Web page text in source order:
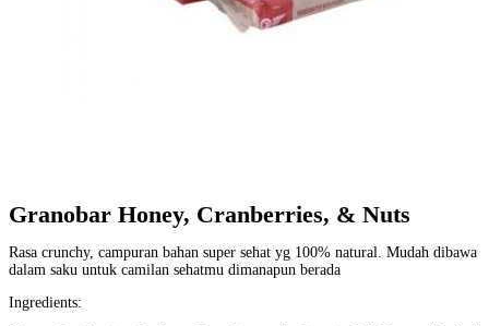
Granobar Honey, Cranberries, & Nuts
Rasa crunchy, campuran bahan super sehat yg 100% natural. Mudah dibawa
dalam saku untuk camilan sehatmu dimanapun berada
Ingredients: